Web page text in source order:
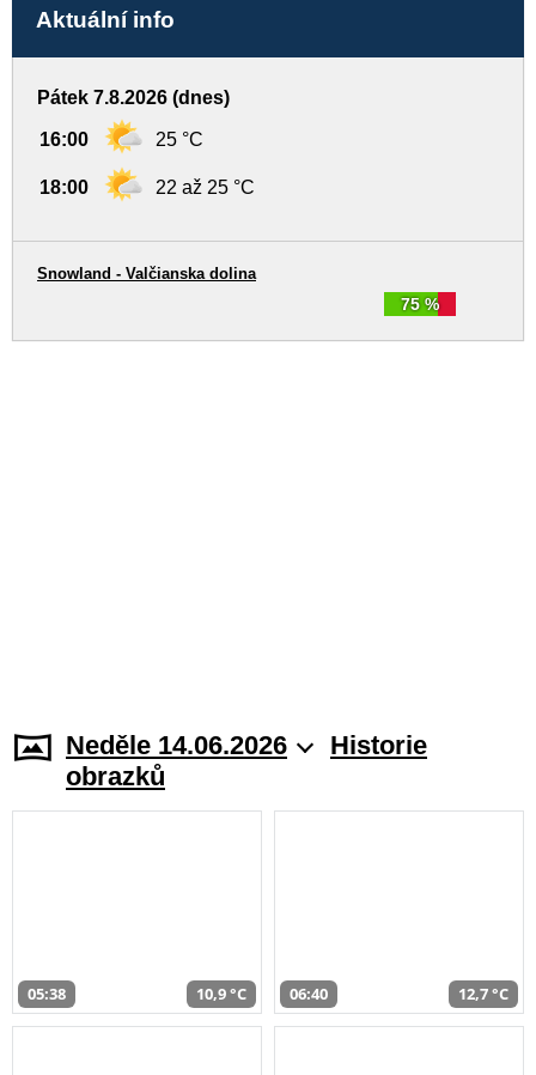
Aktuální info
Pátek 7.8.2026 (dnes)
16:00 25 °C
18:00 22 až 25 °C
75 %
Snowland - Valčianska dolina
Neděle 14.06.2026
Historie
obrazků
05:38 10,9 °C 06:40 12,7 °C